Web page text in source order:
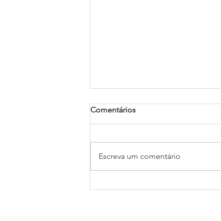
Comentários
Escreva um comentário